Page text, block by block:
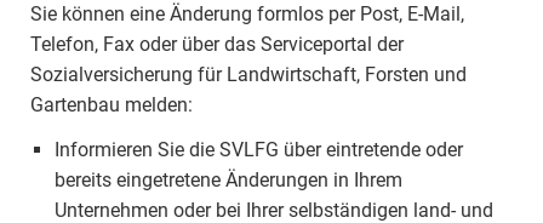
Sie können eine Änderung formlos per Post, E-Mail,
Telefon, Fax oder über das Serviceportal der
Sozialversicherung für Landwirtschaft, Forsten und
Gartenbau melden:
Informieren Sie die SVLFG über eintretende oder
bereits eingetretene Änderungen in Ihrem
Unternehmen oder bei Ihrer selbständigen land- und